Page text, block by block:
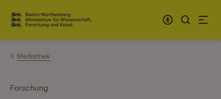
Zum Inhalt springen
Link zur Startseite
Mediathek
Forschung